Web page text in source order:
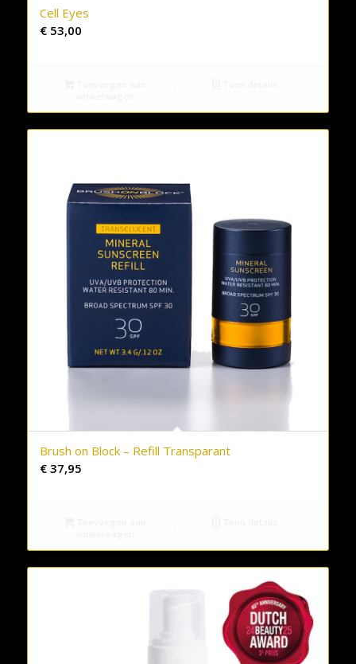
Cell Eyes
€53,00
Brush on Block – Refill Transparant
€37,95